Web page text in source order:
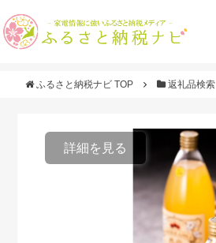
ふるさと納税ナビ TOP 返礼品検索
詳細を見る